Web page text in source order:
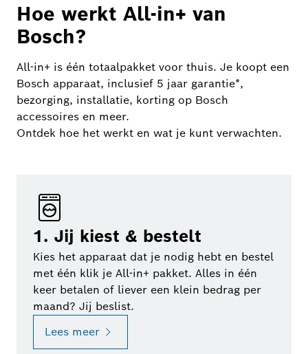
Hoe werkt All-in+ van
Bosch?
All-in+ is één totaalpakket voor thuis. Je koopt een
Bosch apparaat, inclusief 5 jaar garantie*,
bezorging, installatie, korting op Bosch
accessoires en meer.
Ontdek hoe het werkt en wat je kunt verwachten.
1. Jij kiest & bestelt
Kies het apparaat dat je nodig hebt en bestel
met één klik je All-in+ pakket. Alles in één
keer betalen of liever een klein bedrag per
maand? Jij beslist.
Lees meer